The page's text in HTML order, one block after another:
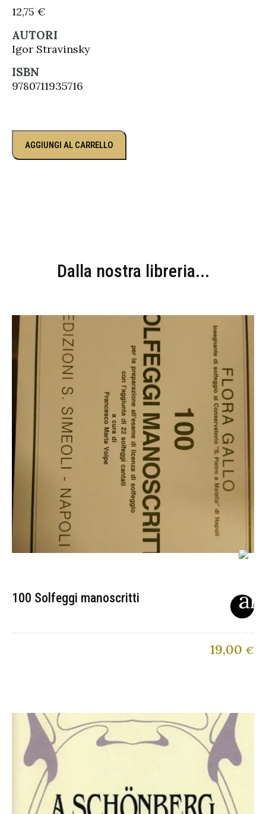
12,75 €
AUTORI
Igor Stravinsky
ISBN
9780711935716
AGGIUNGI AL CARRELLO
Dalla nostra libreria...
100 Solfeggi manoscritti
19,00 €